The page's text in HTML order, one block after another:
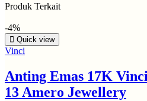
Produk Terkait
-4%
Quick view
Vinci
Anting Emas 17K
13 Amero Jewellery